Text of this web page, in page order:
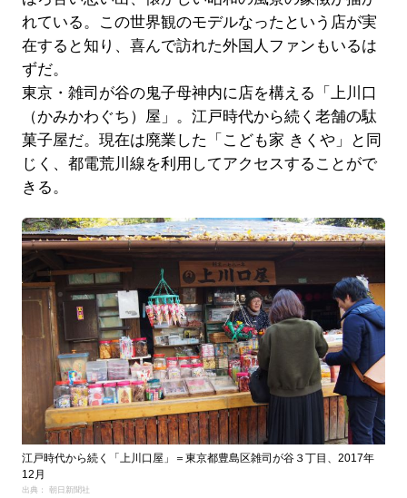
れている。この世界観のモデルなったという店が実
在すると知り、喜んで訪れた外国人ファンもいるは
ずだ。
東京・雑司が谷の鬼子母神内に店を構える「上川口
（かみかわぐち）屋」。江戸時代から続く老舗の駄
菓子屋だ。現在は廃業した「こども家 きくや」と同
じく、都電荒川線を利用してアクセスすることがで
きる。
江戸時代から続く「上川口屋」＝東京都豊島区雑司が谷３丁目、2017年
12月
出典： 朝日新聞社